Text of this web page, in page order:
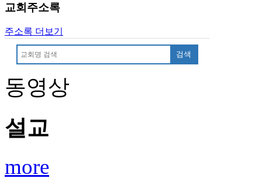
코
아
신
규
제
휴
트
교회주소록
주소록 더보기
검색
동영상
설교
more